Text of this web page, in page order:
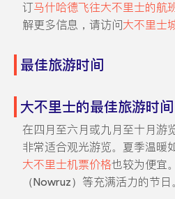
订马什哈德飞往大不里士的航
解更多信息，请访问大不里士
最佳旅游时间
大不里士的最佳旅游时间
在四月至六月或九月至十月游
非常适合观光游览。夏季温暖
大不里士机票价格也较为便宜
（Nowruz）等充满活力的节日